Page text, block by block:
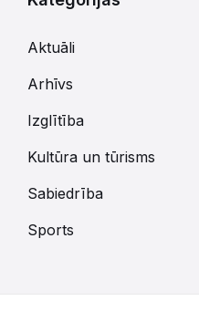
Aktuāli
Arhīvs
Izglītība
Kultūra un tūrisms
Sabiedrība
Sports